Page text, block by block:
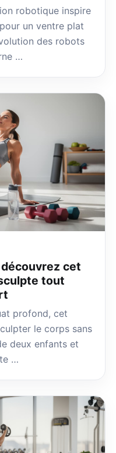
robotique inspire
un ventre plat
des robots
…
cet
tout
profond, cet
le corps sans
deux enfants et
…